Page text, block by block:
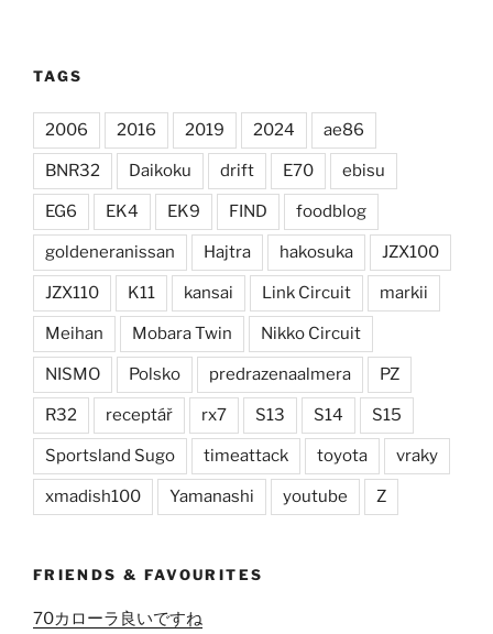
TAGS
2006 2016 2019 2024 ae86
BNR32 Daikoku drift E70 ebisu
EG6 EK4 EK9 FIND foodblog
goldeneranissan Hajtra hakosuka JZX100
JZX110 K11 kansai Link Circuit markii
Meihan Mobara Twin Nikko Circuit
NISMO Polsko predrazenaalmera PZ
R32 receptář rx7 S13 S14 S15
Sportsland Sugo timeattack toyota vraky
xmadish100 Yamanashi youtube Z
FRIENDS & FAVOURITES
70カローラ良いですね